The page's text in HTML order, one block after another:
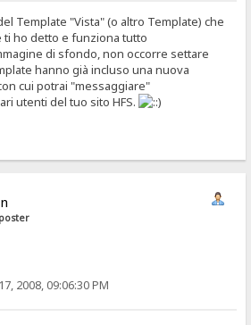
Template "Vista" (o altro Template) che
ti ho detto e funziona tutto
di sfondo, non occorre settare
hanno già incluso una nuova
cui potrai "messaggiare"
utenti del tuo sito HFS.
2008, 09:06:30 PM